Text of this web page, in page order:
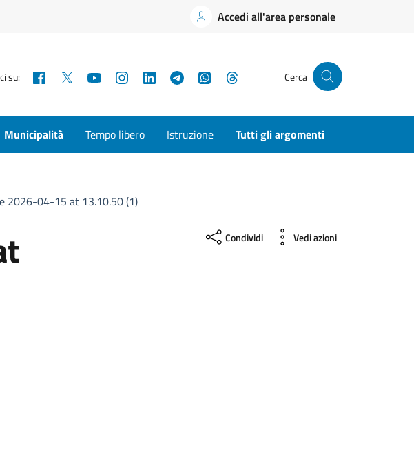
Accedi all'area personale
su: Facebook YouTubeInstagramLinkedInTelegramWhatsApp Cerca
Municipalità Tempo libero Istruzione Tutti gli argomenti
2026-04-15 at 13.10.50 (1)
Condividi Vedi azioni